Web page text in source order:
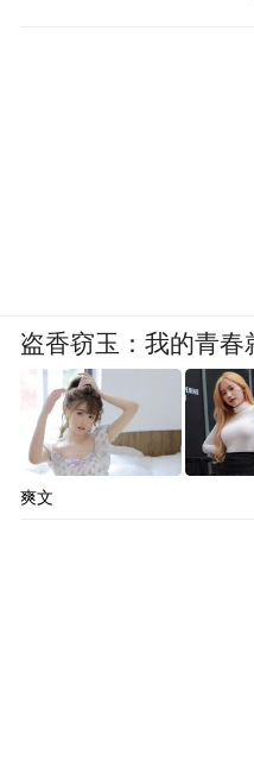
盗香窃玉：我的青春
爽文